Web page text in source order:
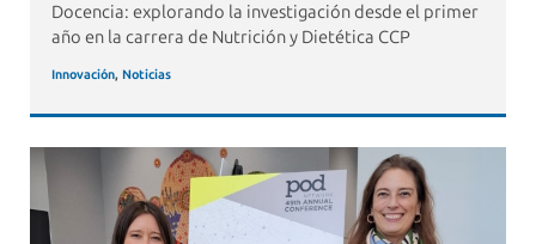
Docencia: explorando la investigación desde el primer
año en la carrera de Nutrición y Dietética CCP
Innovación, Noticias